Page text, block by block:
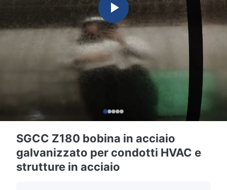
SGCC Z180 bobina in acciaio
galvanizzato per condotti HVAC e
strutture in acciaio